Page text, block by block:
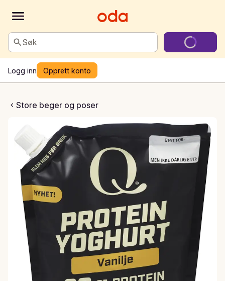
Søk
Logg inn Opprett konto
Store beger og poser
vanilje